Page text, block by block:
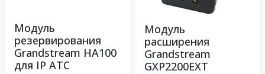
Модуль
резервирования
Grandstream HA100
для IP АТС
Модуль
расширения
Grandstream
GXP2200EXT